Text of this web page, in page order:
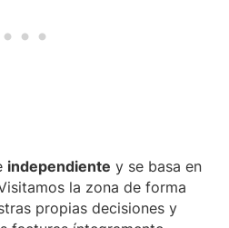
independiente y se basa en
la zona de forma
propias decisiones y